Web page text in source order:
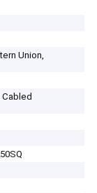
Union,